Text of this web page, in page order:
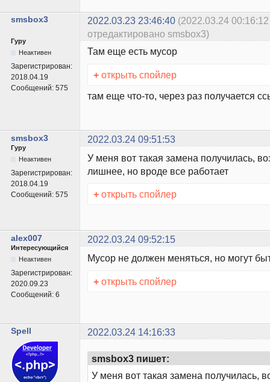
smsbox3 2022.03.23 23:46:40 (2022.03.24 00:16:12
отредактировано smsbox3)
Гуру
Неактивен
Зарегистрирован:
2018.04.19
Сообщений: 575
Там еще есть мусор
+ открыть спойлер
там еще что-то, через раз получается
smsbox3 2022.03.24 09:51:53
Гуру
Неактивен
Зарегистрирован:
2018.04.19
Сообщений: 575
У меня вот такая замена получилась,
лишнее, но вроде все работает
+ открыть спойлер
alex007 2022.03.24 09:52:15
Интересующийся
Неактивен
Зарегистрирован:
2020.09.23
Сообщений: 6
Мусор не должен меняться, но могут
+ открыть спойлер
Spell 2022.03.24 14:16:33
smsbox3 пишет:
У меня вот такая замена получилась,